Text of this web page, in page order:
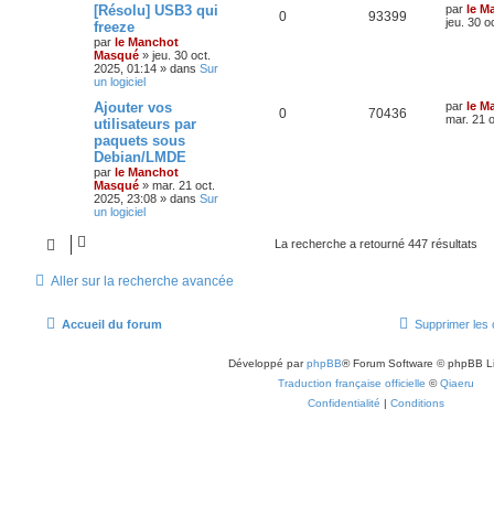
[Résolu] USB3 qui
freeze
par le Manchot
Masqué » jeu. 30 oct.
2025, 01:14 » dans Sur
un logiciel
0 93399 par le
jeu. 30
Ajouter vos
utilisateurs par
paquets sous
Debian/LMDE
par le Manchot
Masqué » mar. 21 oct.
2025, 23:08 » dans Sur
un logiciel
0 70436 par le
mar. 21
La recherche a retourné 447 résultats
Aller sur la recherche avancée
Accueil du forum Supprimer les
Développé parphpBB® Forum Software © phpBB
Traduction française officielle ©Qiaeru
Confidentialité | Conditions